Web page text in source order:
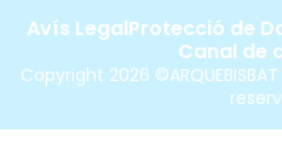
Copyright 2026
Avís LegalProtecció de
Canal de